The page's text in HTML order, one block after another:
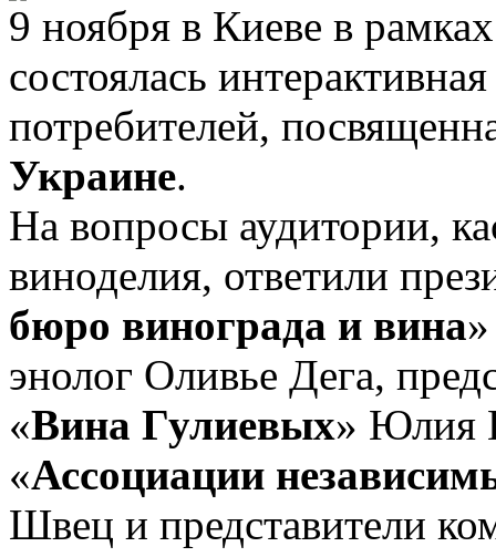
9 ноября в Киеве в
состоялась
потребителей,
Украине.
На вопросы аудитории,
виноделия, ответили
бюро винограда и вина
энолог Оливье Дега,
«Вина Гулиевых» Юлия
«Ассоциации
Швец и представители